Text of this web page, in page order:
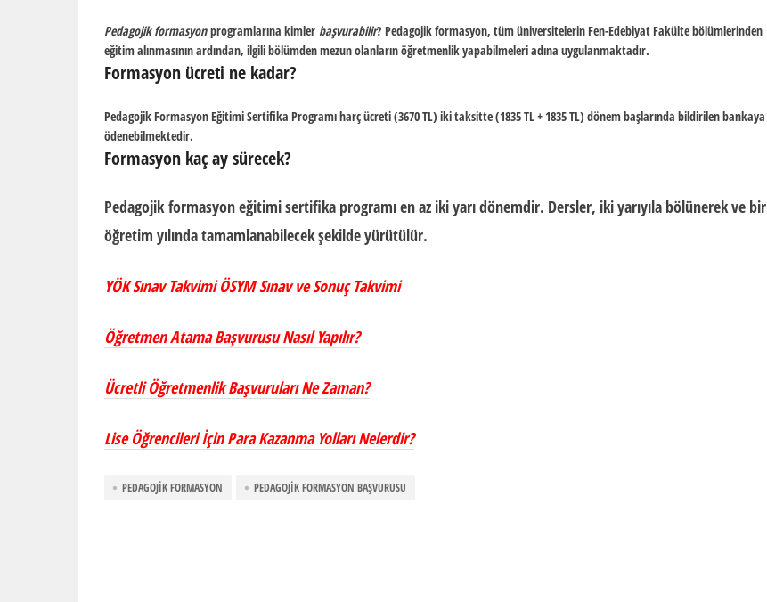
Pedagojik formasyonprogramlarına kimler başvurabilir? Pedagojik formasyon, tüm üniversitelerin Fen-Edebiyat Fakülte bölümlerinden
eğitim alınmasının ardından, ilgili bölümden mezun olanların öğretmenlik yapabilmeleri adına uygulanmaktadır.
Formasyon ücreti ne kadar?
PedagojikFormasyonEğitimi Sertifika Programı harç ücreti (3670 TL) iki taksitte (1835 TL + 1835 TL) dönem başlarında bildirilen bankaya
ödenebilmektedir.
Formasyon kaç ay sürecek?
Pedagojikformasyoneğitimi sertifika programı en az iki yarı dönemdir. Dersler, iki yarıyıla bölünerek ve bir
öğretim yılında tamamlanabilecek şekilde yürütülür.
YÖK Sınav Takvimi ÖSYM Sınav ve Sonuç Takvimi
Öğretmen Atama Başvurusu Nasıl Yapılır?
Ücretli Öğretmenlik Başvuruları Ne Zaman?
Lise Öğrencileri İçin Para Kazanma Yolları Nelerdir?
PEDAGOJIK FORMASYON PEDAGOJIK FORMASYON BAŞVURUSU